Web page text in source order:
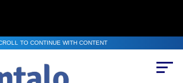
TO CONTINUE WITH CONTENT